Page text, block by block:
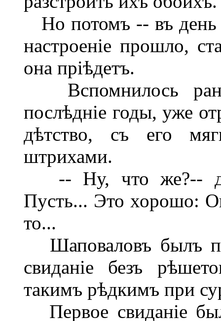
Но потомъ -- въ день
настроеніе прошло,
она пріѣдетъ.
Вспомнилось
послѣдніе годы, уже
дѣтство, съ его
штрихами.
-- Ну, что же?--
Пусть... Это хорошо:
то...
Шаповаловъ былъ
свиданіе безъ
такимъ рѣдкимъ при
Первое свиданіе